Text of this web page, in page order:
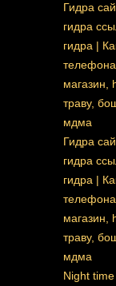
Гидра
гидра
гидра |
магазин,
траву,
мдма
Гидра
гидра
гидра |
магазин,
траву,
мдма
Night